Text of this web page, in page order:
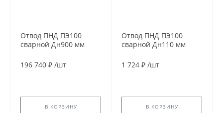
Отвод ПНД ПЭ100
сварной Дн900 мм
196 740 ₽ /шт
В КОРЗИНУ
Отвод ПНД ПЭ100
сварной Дн110 мм
1 724 ₽ /шт
В КОРЗИНУ